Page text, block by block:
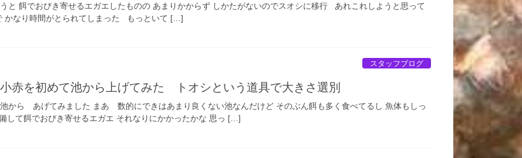
と 餌でおびき寄せるエガエしたものの あまりかからず しかたがないのでスオシに移行 あれこれしようと思って
かなり時間がとられてしまった もっといて […]
スタッフブログ
赤を初めて池から上げてみた トオシという道具で大きさ選別
から あげてみました まあ 数的にできはあまり良くない池なんだけど そのぶん餌も多く食べてるし 魚体もしっ
して餌でおびき寄せるエガエ それなりにかかったかな 思っ […]